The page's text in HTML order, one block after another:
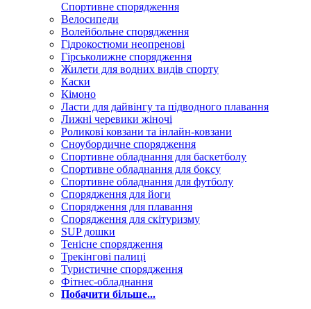
Спортивне спорядження
Велосипеди
Волейбольне спорядження
Гідрокостюми неопренові
Гірськолижне спорядження
Жилети для водних видів спорту
Каски
Кімоно
Ласти для дайвінгу та підводного плавання
Лижні черевики жіночі
Роликові ковзани та інлайн-ковзани
Сноубордичне спорядження
Спортивне обладнання для баскетболу
Спортивне обладнання для боксу
Спортивне обладнання для футболу
Спорядження для йоги
Спорядження для плавання
Спорядження для скітуризму
SUP дошки
Тенісне спорядження
Трекінгові палиці
Туристичне спорядження
Фітнес-обладнання
Побачити більше...